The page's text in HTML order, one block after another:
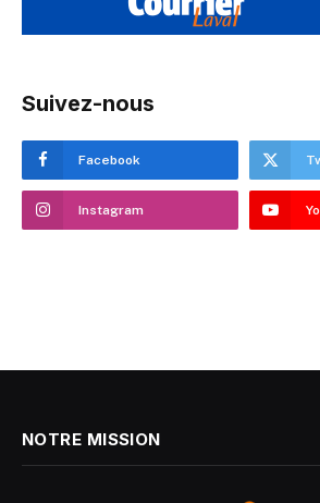
Suivez-nous
Facebook
Instagram
NOTRE MISSION